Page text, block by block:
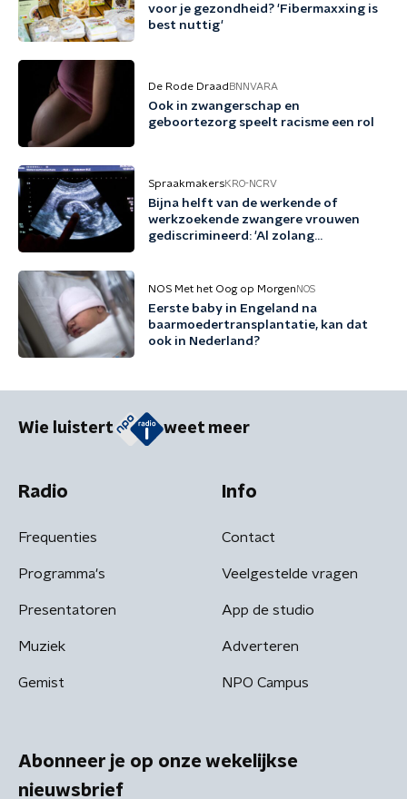
voor je gezondheid? 'Fibermaxxing is
best nuttig'
De Rode Draad BNNVARA
Ook in zwangerschap en
geboortezorg speelt racisme een rol
SpraakmakersKRO-NCRV
Bijna helft van de werkende of
werkzoekende zwangere vrouwen
gediscrimineerd: 'Al zolang
NOS Met het Oog op Morgen NOS
Eerste baby in Engeland na
baarmoedertransplantatie, kan dat
ook in Nederland?
Wie luistert weet meer
Radio
Frequenties
Programma's
Presentatoren
Muziek
Gemist
Info
Contact
Veelgestelde vragen
App de studio
Adverteren
NPO Campus
Abonneer je op onze wekelijkse
nieuwsbrief